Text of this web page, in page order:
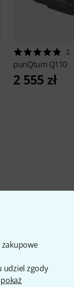
udziel zgody
pokaż
2
punQtum Q110
2 555 zł